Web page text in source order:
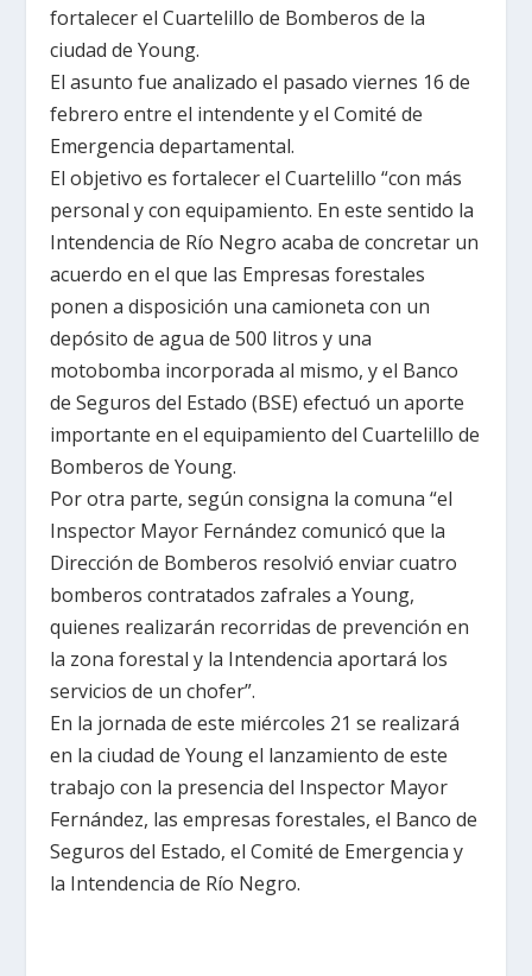
fortalecer el Cuartelillo de Bomberos de la
ciudad de Young.
El asunto fue analizado el pasado viernes 16 de
febrero entre el intendente y el Comité de
Emergencia departamental.
El objetivo es fortalecer el Cuartelillo “con más
personal y con equipamiento. En este sentido la
Intendencia de Río Negro acaba de concretar un
acuerdo en el que las Empresas forestales
ponen a disposición una camioneta con un
depósito de agua de500 litros y una
motobomba incorporada al mismo, y el Banco
de Seguros del Estado (BSE) efectuó un aporte
importante en el equipamiento del Cuartelillo de
Bomberos de Young.
Por otra parte, según consigna la comuna “el
Inspector Mayor Fernández comunicó que la
Dirección de Bomberos resolvió enviar cuatro
bomberos contratados zafrales a Young,
quienes realizarán recorridas de prevención en
la zona forestal y la Intendencia aportará los
servicios de un chofer”.
En la jornada de este miércoles 21 se realizará
en la ciudad de Young el lanzamiento de este
trabajo con la presencia del Inspector Mayor
Fernández, las empresas forestales, el Banco de
Seguros del Estado, el Comité de Emergencia y
la Intendencia de Río Negro.